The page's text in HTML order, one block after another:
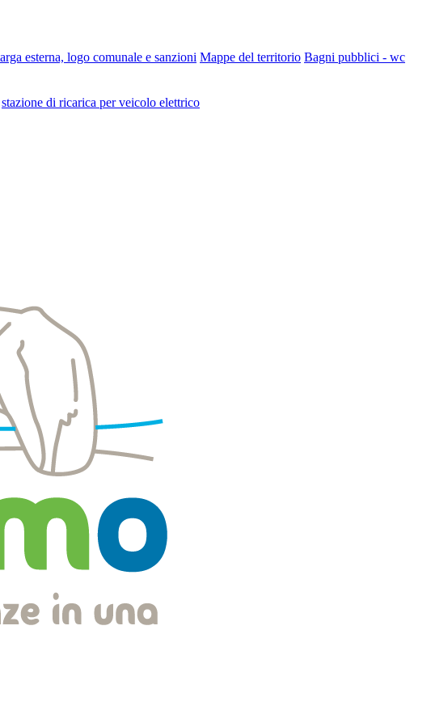
esterna, logo comunale e sanzioni Mappe del territorio Bagni pubblici - wc
stazione di ricarica per veicolo elettrico